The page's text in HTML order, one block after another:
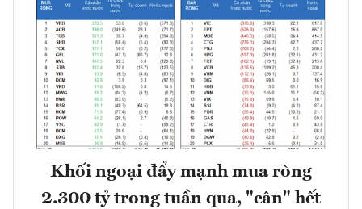
Khối ngoại đẩy mạnh mua ròng
2.300 tỷ trong tuần qua, "cân" hết